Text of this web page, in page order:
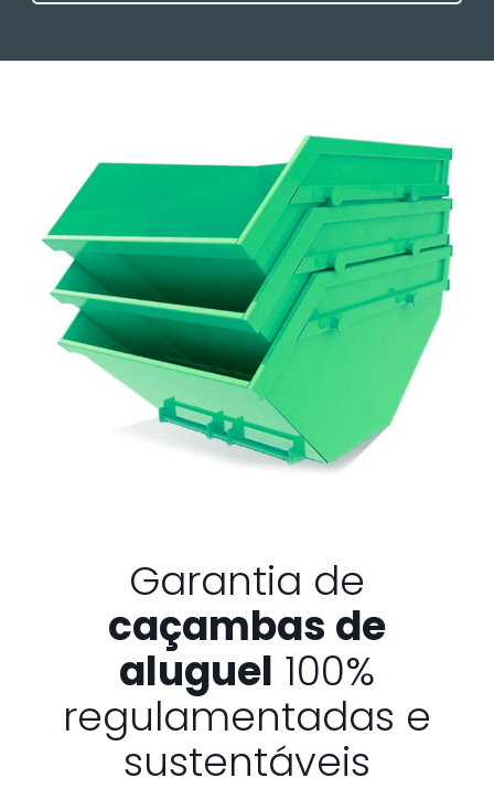
Garantia de
caçambas de
aluguel 100%
regulamentadas e
sustentáveis